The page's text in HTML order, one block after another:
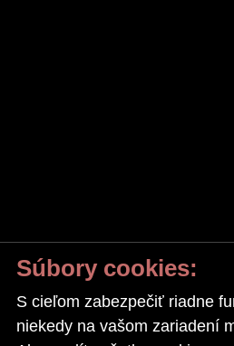
Súbory cookies:
S cieľom zabezpečiť riadne
niekedy na vašom zariadení